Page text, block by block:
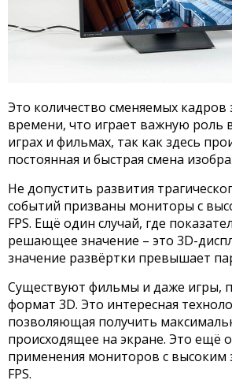
Это количество сменяемых кадров
времени, что играет важную
играх и фильмах, так как здесь
постоянная и быстрая смена
Не допустить развития
событий призваны мониторы с
FPS. Ещё один случай, где
решающее значение – это 3D-
значение развёртки превышает
Существуют фильмы и даже игры,
формат 3D. Это интересная
позволяющая получить
происходящее на экране. Это ещё
применения мониторов с высоким
FPS.